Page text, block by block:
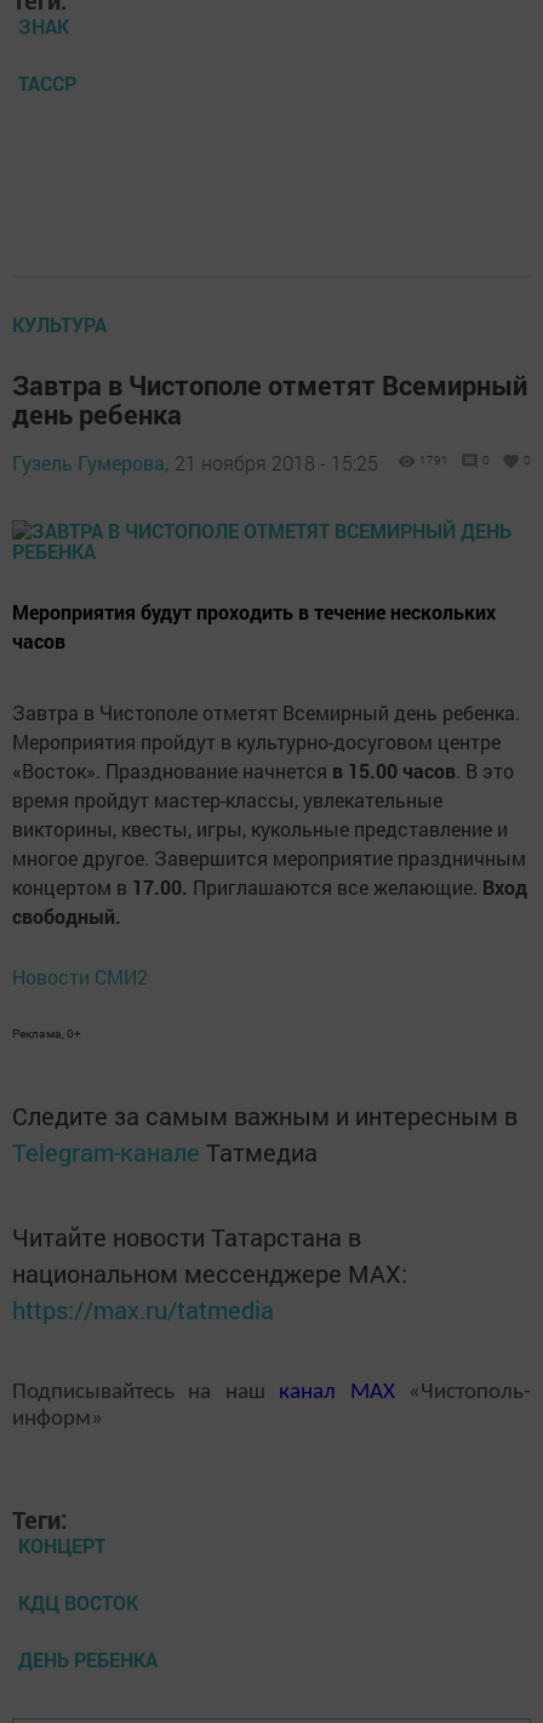
ЗНАК
ТАССР
КУЛЬТУРА
Завтра в Чистополе отметят Всемирный
день ребенка
Гузель Гумерова, 21 ноября 2018 - 15:25 1791 0 0
Мероприятия будут проходить в течение нескольких
часов
Завтра в Чистополе отметят Всемирный день ребенка.
Мероприятия пройдут в культурно-досуговом центре
«Восток». Празднование начнется в 15.00 часов. В это
время пройдут мастер-классы, увлекательные
викторины, квесты, игры, кукольные представление и
многое другое. Завершится мероприятие праздничным
концертом в 17.00. Приглашаются все желающие. Вход
свободный.
Новости СМИ2
Реклама, 0+
Следите за самым важным и интересным в
Telegram-канале Татмедиа
Читайте новости Татарстана в
национальном мессенджере MАХ:
https://max.ru/tatmedia
Подписывайтесь на наш канал MAX«Чистополь-
информ»
Теги:
КОНЦЕРТ
КДЦ ВОСТОК
ДЕНЬ РЕБЕНКА